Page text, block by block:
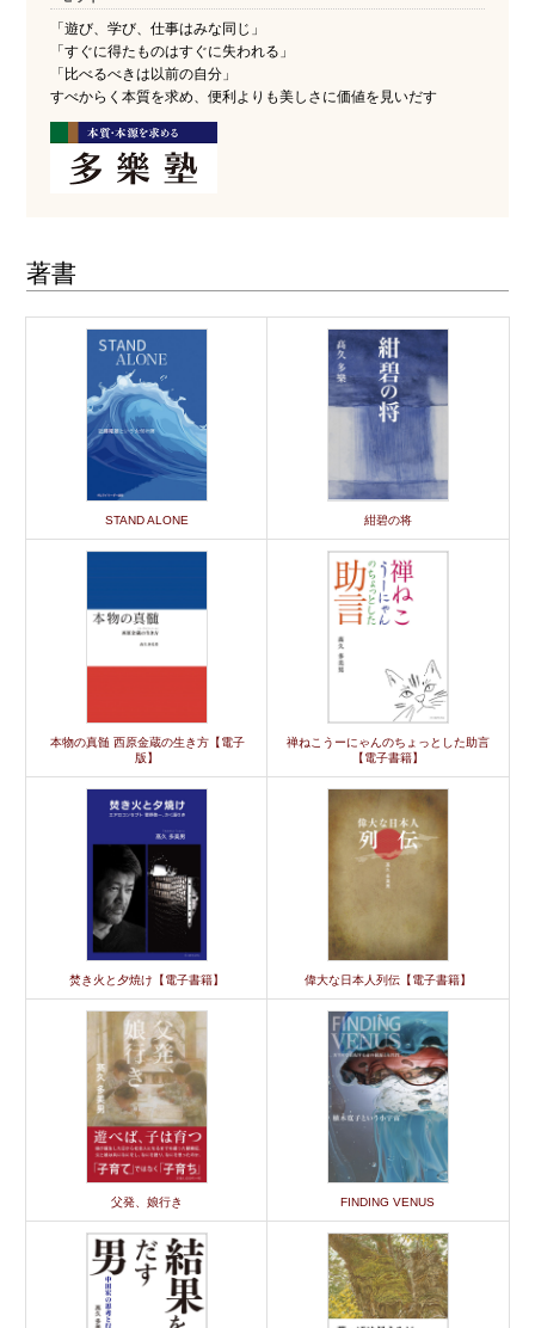
「遊び、学び、仕事はみな同じ」
「すぐに得たものはすぐに失われる」
「比べるべきは以前の自分」
すべからく本質を求め、便利よりも美しさに価値を見いだす
著書
STAND ALONE 紺碧の将
本物の真髄 西原金蔵の生き方【電子
版】
禅ねこうーにゃんのちょっとした助言
【電子書籍】
焚き火と夕焼け【電子書籍】 偉大な日本人列伝【電子書籍】
父発、娘行き FINDING VENUS